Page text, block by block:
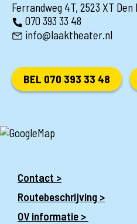
Ferrandweg 4T, 2523 XT Den
070 393 33 48
info@laaktheater.nl
BEL 070 393 33 48
Contact >
Routebeschrijving >
OV informatie >